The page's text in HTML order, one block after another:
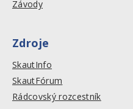
Závody
Zdroje
SkautInfo
SkautFórum
Rádcovský rozcestník